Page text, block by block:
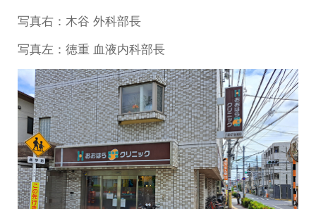
写真右：木谷 外科部長
写真左：徳重 血液内科部長